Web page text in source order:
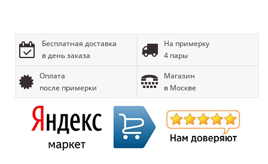
Бесплатная доставка
в день заказа
На примерку
4 пары
Оплата
после примерки
Магазин
в Москве